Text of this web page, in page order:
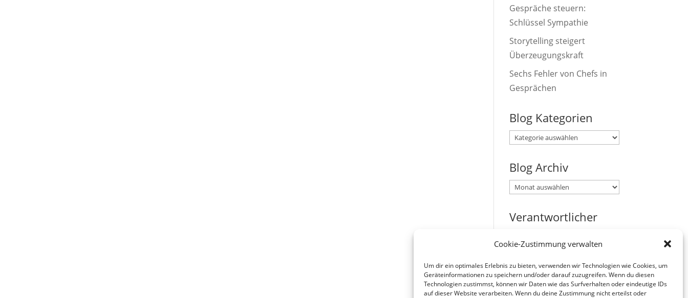
Cookie-Zustimmung verwalten
Um dir ein optimales Erlebnis zu bieten, verwenden wir Technologien wie Cookies, um
Geräteinformationen zu speichern und/oder darauf zuzugreifen. Wenn du diesen
Technologien zustimmst, können wir Daten wie das Surfverhalten oder eindeutige IDs
auf dieser Website verarbeiten. Wenn du deine Zustimmung nicht erteilst oder
Gespräche steuern:
Schlüssel Sympathie
Storytelling steigert
Überzeugungskraft
Sechs Fehler von Chefs in
Gesprächen
Blog Kategorien
Blog
Blog Archiv
Blog
Verantwortlicher
Abs. 2 MStV:
Jürgen Zirbik, Eichenweg 53,
96149 Breitengüßbach